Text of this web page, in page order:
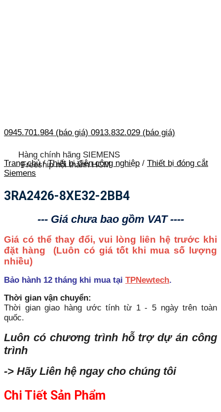
0945.701.984 (báo giá) 0913.832.029 (báo giá)
Hàng chính hãng SIEMENS
Freeship nội thành HCM
Trang chủ / Thiết bị điện công nghiệp / Thiết bị đóng cắt
Siemens
3RA2426-8XE32-2BB4
--- Giá chưa bao gồm VAT ----
Giá có thể thay đổi, vui lòng liên hệ trước khi
đặt hàng (Luôn có giá tốt khi mua số lượng
nhiều)
Bảo hành 12 tháng khi mua tại TPNewtech.
Thời gian vận chuyển:
Thời gian giao hàng ước tính từ 1 - 5 ngày trên toàn
quốc.
Luôn có chương trình hỗ trợ dự án công
trình
-> Hãy Liên hệ ngay cho chúng tôi
Chi Tiết Sản Phẩm